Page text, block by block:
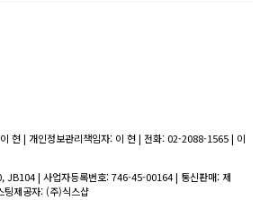
현 | 개인정보관리책임자: 이 현 | 전화: 02-2088-1565 | 이
JB104 | 사업자등록번호:746-45-00164| 통신판매:제
팅제공자: (주)식스샵